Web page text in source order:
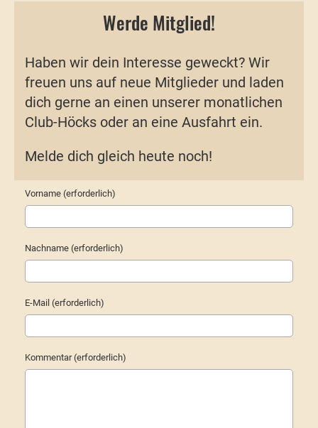
Werde Mitglied!
Haben wir dein Interesse geweckt? Wir
freuen uns auf neue Mitglieder und laden
dich gerne an einen unserer monatlichen
Club-Höcks oder an eine Ausfahrt ein.
Melde dich gleich heute noch!
Vorname (erforderlich)
Nachname (erforderlich)
E-Mail (erforderlich)
Kommentar (erforderlich)